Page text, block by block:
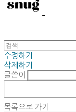
수정하기
삭제하기
글쓴이
목록으로 가기